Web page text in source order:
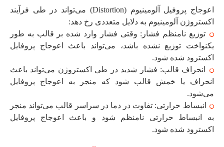
اعوجاج پروفیل آلومینیوم (Distortion) می‌تواند در طی فرآیند
اکستروژن آلومینیوم به دلایل متعددی رخ دهد:
توزیع نامنظم فشار: وقتی فشار وارد شده بر قالب به طور
یکنواخت توزیع نشده باشد، می‌تواند باعث اعوجاج پروفایل
اکسترود شده شود.
انحراف قالب: فشار شدید در طی اکستروژن می‌تواند باعث
انحراف یا خمش قالب شود که منجر به اعوجاج پروفایل
می‌شود.
انبساط حرارتی: تفاوت در دما در سراسر قالب می‌تواند منجر
به انبساط حرارتی نامنظم شود و باعث اعوجاج پروفایل
اکسترود شده شود.